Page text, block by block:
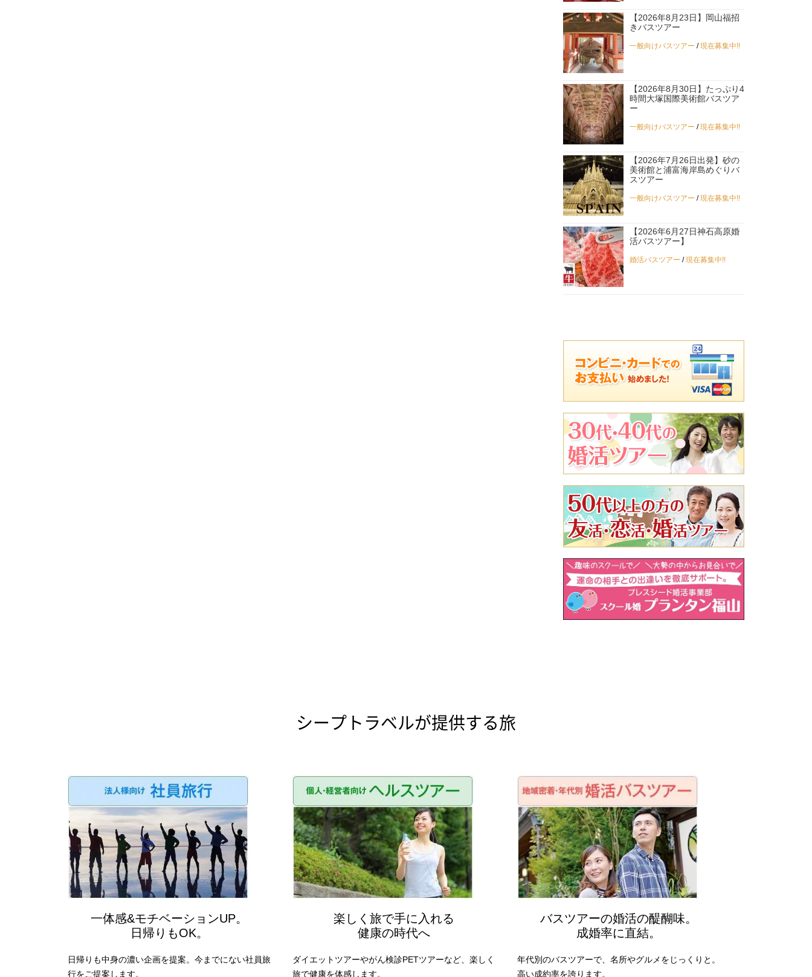
【2026年8月23日】岡山福招
きバスツアー
一般向けバスツアー /現在募集中!!
【2026年8月30日】たっぷり4
時間大塚国際美術館バスツア
ー
一般向けバスツアー /現在募集中!!
【2026年7月26日出発】砂の
美術館と浦富海岸島めぐりバ
スツアー
一般向けバスツアー /現在募集中!!
【2026年6月27日神石高原婚
活バスツアー】
婚活バスツアー /現在募集中!!
シープトラベルが提供する旅
一体感&モチベーションUP。
日帰りもOK。
日帰りも中身の濃い企画を提案。今までにない社員旅
行をご提案します。
楽しく旅で手に入れる
健康の時代へ
ダイエットツアーやがん検診PETツアーなど、楽しく
旅で健康を体感します。
バスツアーの婚活の醍醐味。
成婚率に直結。
年代別のバスツアーで、名所やグルメをじっくりと。
高い成約率を誇ります。